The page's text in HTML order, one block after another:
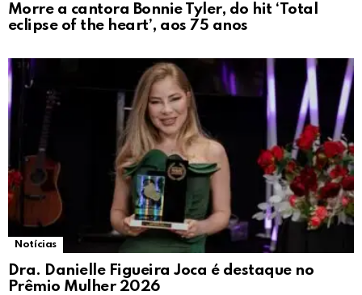
Morre a cantora Bonnie Tyler, do hit ‘Total
eclipse of the heart’, aos 75 anos
Notícias
Dra. Danielle Figueira Joca é destaque no
Prêmio Mulher 2026